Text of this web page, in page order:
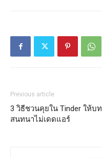
Previous article
3 วิธีชวนคุยใน Tinder ให้บท
สนทนาไม่เดดแอร์